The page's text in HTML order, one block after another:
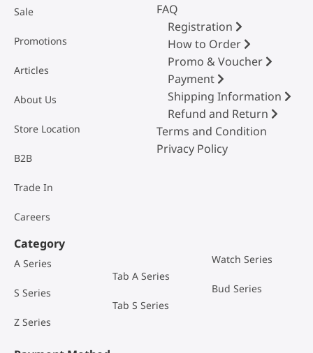
Sale
Promotions
Articles
About Us
Store Location
B2B
Trade In
Careers
FAQ
Registration
How to Order
Promo & Voucher
Payment
Shipping Information
Refund and Return
Terms and Condition
Privacy Policy
Category
A Series
S Series
Z Series
Tab A Series
Tab S Series
Watch Series
Bud Series